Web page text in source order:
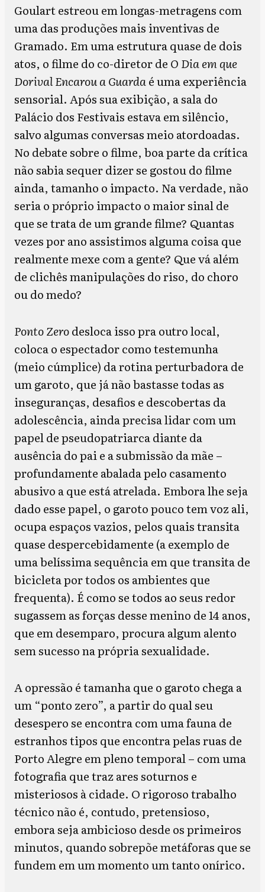
Goulart estreou em longas-metragens com
uma das produções mais inventivas de
Gramado. Em uma estrutura quase de dois
atos, o filme do co-diretor de O Dia em que
Dorival Encarou a Guardaé uma experiência
sensorial. Após sua exibição, a sala do
Palácio dos Festivais estava em silêncio,
salvo algumas conversas meio atordoadas.
No debate sobre o filme, boa parte da crítica
não sabia sequer dizer se gostou do filme
ainda, tamanho o impacto. Na verdade, não
seria o próprio impacto o maior sinal de
que se trata de um grande filme? Quantas
vezes por ano assistimos alguma coisa que
realmente mexe com a gente? Que vá além
de clichês manipulações do riso, do choro
ou do medo?
Ponto Zerodesloca isso pra outro local,
coloca o espectador como testemunha
(meio cúmplice) da rotina perturbadora de
um garoto, que já não bastasse todas as
inseguranças, desafios e descobertas da
adolescência, ainda precisa lidar com um
papel de pseudopatriarca diante da
ausência do pai e a submissão da mãe –
profundamente abalada pelo casamento
abusivo a que está atrelada. Embora lhe seja
dado esse papel, o garoto pouco tem voz ali,
ocupa espaços vazios, pelos quais transita
quase despercebidamente (a exemplo de
uma belíssima sequência em que transita de
bicicleta por todos os ambientes que
frequenta). É como se todos ao seus redor
sugassem as forças desse menino de 14 anos,
que em desemparo, procura algum alento
sem sucesso na própria sexualidade.
A opressão é tamanha que o garoto chega a
um “ponto zero”, a partir do qual seu
desespero se encontra com uma fauna de
estranhos tipos que encontra pelas ruas de
Porto Alegre em pleno temporal – com uma
fotografia que traz ares soturnos e
misteriosos à cidade. O rigoroso trabalho
técnico não é, contudo, pretensioso,
embora seja ambicioso desde os primeiros
minutos, quando sobrepõe metáforas que se
fundem em um momento um tanto onírico.